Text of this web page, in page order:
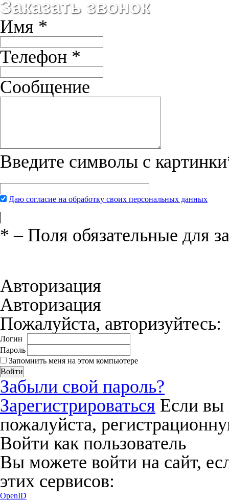
Корм Canidae действительно хорош, причем понравился и
10.10.2013
Алина
Очень довольны купленными ботинками Sprenger. Мой азиат
Заказать звонок
Имя *
Телефон *
Сообщение
Введите символы с картинки
Даю согласие на обработку своих персональных данных
* – Поля обязательные для
Авторизация
Авторизация
Пожалуйста, авторизуйтесь:
Логин
Пароль
Запомнить меня на этом компьютере
Забыли свой пароль?
Зарегистрироваться Если вы
пожалуйста,
Войти как пользователь
Вы можете войти на сайт,
этих сервисов:
OpenID